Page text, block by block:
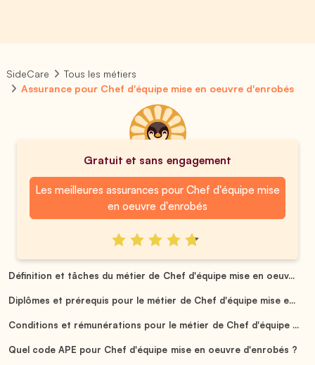
SideCare
Tous les métiers
Assurance pour Chef d'équipe mise en oeuvre d'enrobés
Gratuit et sans engagement
Les meilleures assurances pour Chef d'équipe mise
en oeuvre d'enrobés
Définition et tâches du métier de Chef d'équipe mise en oeuv...
Diplômes et prérequis pour le métier de Chef d'équipe mise e...
Conditions et rémunérations pour le métier de Chef d'équipe ...
Quel code APE pour Chef d'équipe mise en oeuvre d'enrobés ?